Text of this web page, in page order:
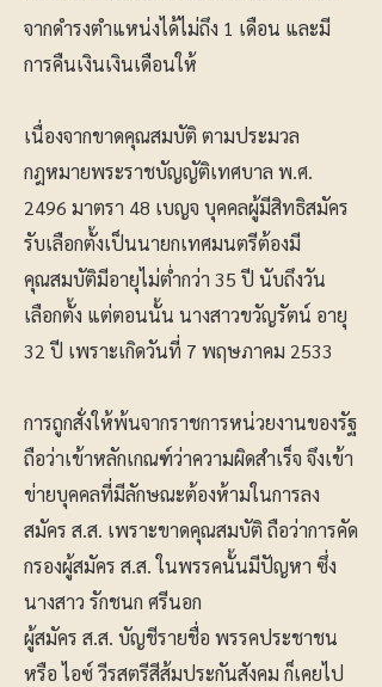
จากดำรงตำแหน่งได้ไม่ถึง 1 เดือน และมี
การคืนเงินเงินเดือนให้
เนื่องจากขาดคุณสมบัติ ตามประมวล
กฎหมายพระราชบัญญัติเทศบาล พ.ศ.
2496 มาตรา 48 เบญจ บุคคลผู้มีสิทธิสมัคร
รับเลือกตั้งเป็นนายกเทศมนตรีต้องมี
คุณสมบัติมีอายุไม่ต่ำกว่า 35 ปี นับถึงวัน
เลือกตั้ง แต่ตอนนั้น นางสาวขวัญรัตน์ อายุ
32 ปี เพราะเกิดวันที่ 7 พฤษภาคม 2533
การถูกสั่งให้พ้นจากราชการหน่วยงานของรัฐ
ถือว่าเข้าหลักเกณฑ์ว่าความผิดสำเร็จ จึงเข้า
ข่ายบุคคลที่มีลักษณะต้องห้ามในการลง
สมัคร ส.ส. เพราะขาดคุณสมบัติ ถือว่าการคัด
กรองผู้สมัคร ส.ส. ในพรรคนั้นมีปัญหา ซึ่ง
นางสาว รักชนก ศรีนอก
ผู้สมัคร ส.ส. บัญชีรายชื่อ พรรคประชาชน
หรือ ไอซ์ วีรสตรีสีส้มประกันสังคม ก็เคยไป